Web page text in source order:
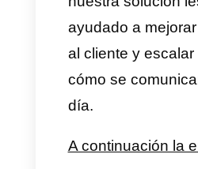
El día de hoy
entrevistado
Socio –
estéticas
ha contado